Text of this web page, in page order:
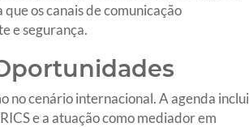
os canais de comunicação
e segurança.
no cenário internacional. A agenda inclui
e a atuação como mediador em